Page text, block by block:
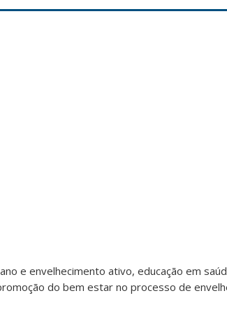
e envelhecimento ativo, educação em
do bem estar no processo de